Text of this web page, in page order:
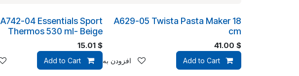
A629-05 Twista Pasta Maker 18
cm
$
41.00
Add to Cart افزودن به لیست علاقه‌مندی‌ها
A742-04 Essentials Sport
Thermos 530 ml- Beige
$
15.01
Add to Cart